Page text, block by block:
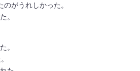
がうれしかった。
。
。